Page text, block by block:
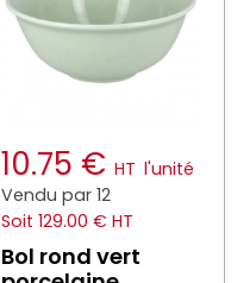
10.75 € HT l'unité
Vendu par 12
Soit 129.00 € HT
Bol rond vert